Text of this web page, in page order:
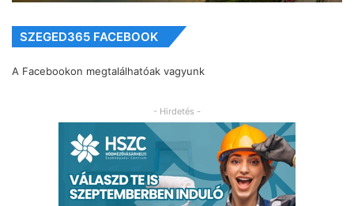
SZEGED365 FACEBOOK
A Facebookon megtalálhatóak vagyunk
- Hirdetés -